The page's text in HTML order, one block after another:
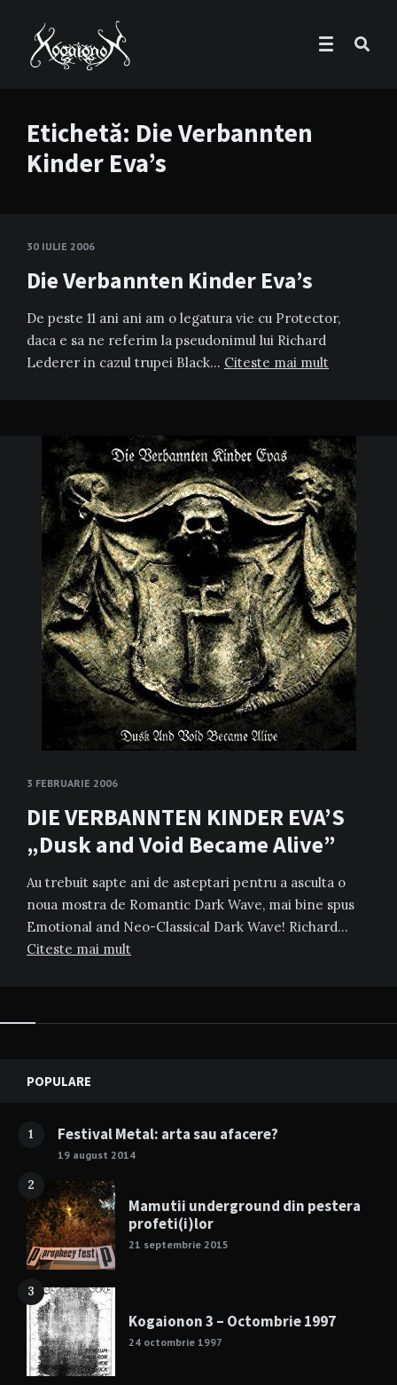
Etichetă: Die Verbannten
Kinder Eva’s
30 IULIE 2006
Die Verbannten Kinder Eva’s
De peste 11 ani ani am o legatura vie cu Protector,
daca e sa ne referim la pseudonimul lui Richard
Lederer in cazul trupei Black… Citeste mai mult
3 FEBRUARIE 2006
DIE VERBANNTEN KINDER EVA’S
„Dusk and Void Became Alive”
Au trebuit sapte ani de asteptari pentru a asculta o
noua mostra de Romantic Dark Wave, mai bine spus
Emotional and Neo-Classical Dark Wave! Richard…
Citeste mai mult
Widgets
POPULARE
1 Festival Metal: arta sau afacere?
19 august 2014
2
Mamutii underground din pestera
profeti(i)lor
21 septembrie 2015
3
Kogaionon 3 – Octombrie 1997
24 octombrie 1997